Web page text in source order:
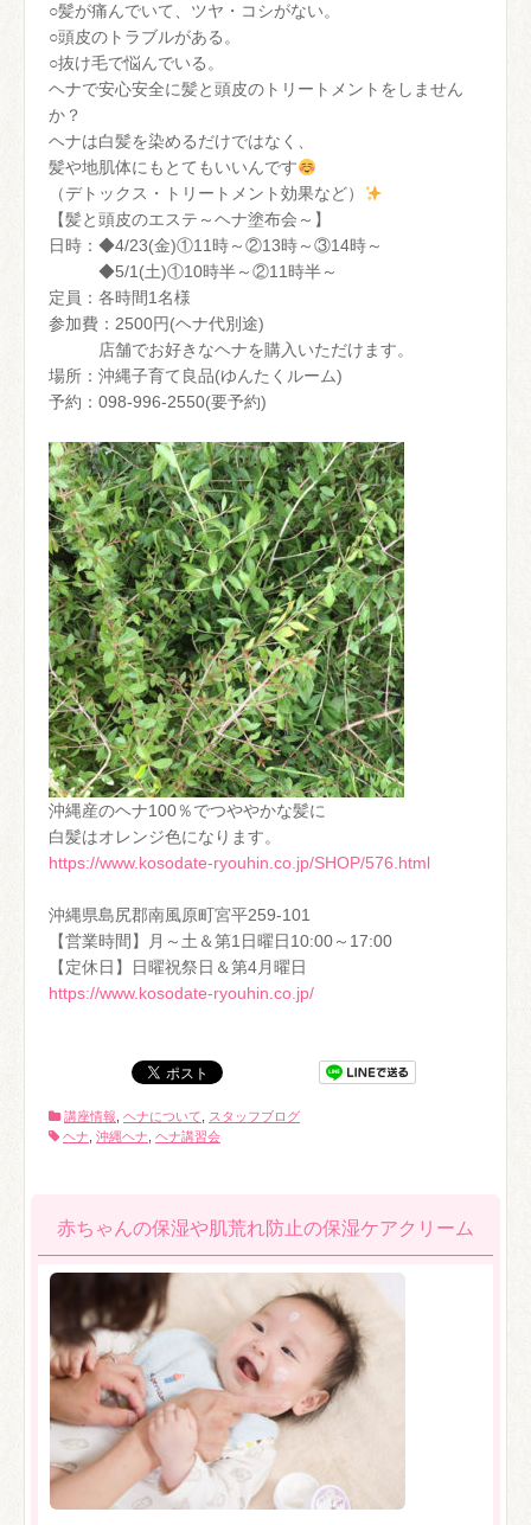
○髪が痛んでいて、ツヤ・コシがない。
○頭皮のトラブルがある。
○抜け毛で悩んでいる。
ヘナで安心安全に髪と頭皮のトリートメントをしません
か？
ヘナは白髪を染めるだけではなく、
髪や地肌体にもとてもいいんです
（デトックス・トリートメント効果など）
【髪と頭皮のエステ～ヘナ塗布会～】
日時：◆4/23(金)①11時～②13時～③14時～
◆5/1(土)①10時半～②11時半～
定員：各時間1名様
参加費：2500円(ヘナ代別途)
店舗でお好きなヘナを購入いただけます。
場所：沖縄子育て良品(ゆんたくルーム)
予約：098-996-2550(要予約)
沖縄産のヘナ100％でつややかな髪に
白髪はオレンジ色になります。
https://www.kosodate-ryouhin.co.jp/SHOP/576.html
沖縄県島尻郡南風原町宮平259-101
【営業時間】月～土＆第1日曜日10:00～17:00
【定休日】日曜祝祭日＆第4月曜日
https://www.kosodate-ryouhin.co.jp/
講座情報 ヘナについて
スタッフブログ
ヘナ 沖縄ヘナ ヘナ講習会
赤ちゃんの保湿や肌荒れ防止の保湿ケアクリーム